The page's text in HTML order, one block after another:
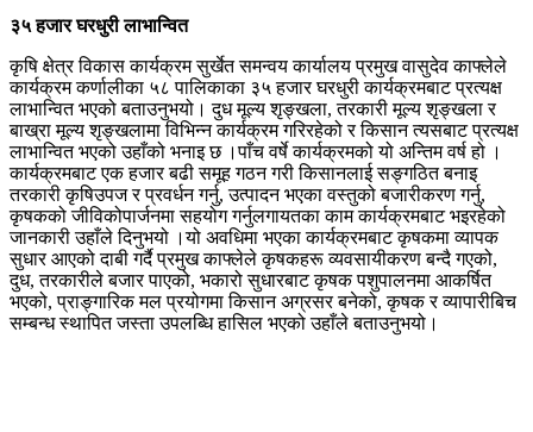
३५हजार घरधुरी लाभान्वित
कृषि क्षेत्र विकास कार्यक्रम सुर्खेत समन्वय कार्यालय प्रमुख वासुदेव काफ्लेले
कार्यक्रम कर्णालीका ५८ पालिकाका ३५ हजार घरधुरी कार्यक्रमबाट प्रत्यक्ष
लाभान्वित भएको बताउनुभयो। दुध मूल्य शृङ्खला, तरकारी मूल्य शृङ्खला र
बाख्रा मूल्य शृङ्खलामा विभिन्न कार्यक्रम गरिरहेको र किसान त्यसबाट प्रत्यक्ष
लाभान्वित भएको उहाँको भनाइ छ ।पाँच वर्षे कार्यक्रमको यो अन्तिम वर्ष हो ।
कार्यक्रमबाट एक हजार बढी समूह गठन गरी किसानलाई सङ्गठित बनाइ
तरकारी कृषिउपज र प्रवर्धन गर्नु, उत्पादन भएका वस्तुको बजारीकरण गर्नु,
कृषकको जीविकोपार्जनमा सहयोग गर्नुलगायतका काम कार्यक्रमबाट भइरहेको
जानकारी उहाँले दिनुभयो ।यो अवधिमा भएका कार्यक्रमबाट कृषकमा व्यापक
सुधार आएको दाबी गर्दै प्रमुख काफ्लेले कृषकहरू व्यवसायीकरण बन्दै गएको,
दुध, तरकारीले बजार पाएको, भकारो सुधारबाट कृषक पशुपालनमा आकर्षित
भएको, प्राङ्गारिक मल प्रयोगमा किसान अग्रसर बनेको, कृषक र व्यापारीबिच
सम्बन्ध स्थापित जस्ता उपलब्धि हासिल भएको उहाँले बताउनुभयो।